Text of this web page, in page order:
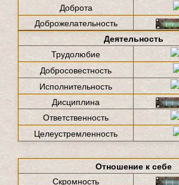
Доброта
Доброжелательность
Деятельность
Трудолюбие
Добросовестность
Исполнительность
Дисциплина
Ответственность
Целеустремленность
Отношение к себе
Скромность